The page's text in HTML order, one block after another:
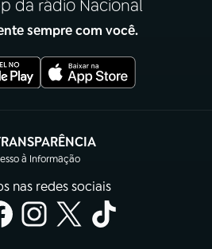
da rádio Nacional
sempre com você.
à Informação
(abre em nova aba)
nas redes sociais